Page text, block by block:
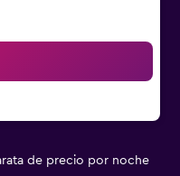
de precio por noche